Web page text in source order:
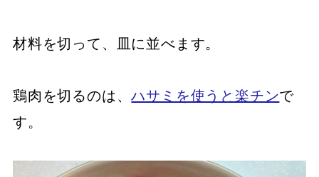
材料を切って、皿に並べます。
鶏肉を切るのは、ハサミを使うと楽チンで
す。